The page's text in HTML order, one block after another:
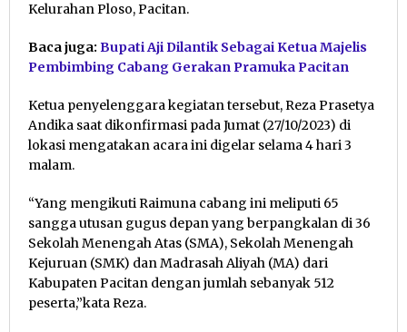
Kelurahan Ploso, Pacitan.
Baca juga: Bupati Aji Dilantik Sebagai Ketua Majelis
Pembimbing Cabang Gerakan Pramuka Pacitan
Ketua penyelenggara kegiatan tersebut, Reza Prasetya
Andika saat dikonfirmasi pada Jumat (27/10/2023) di
lokasi mengatakan acara ini digelar selama 4 hari 3
malam.
“Yang mengikuti Raimuna cabang ini meliputi 65
sangga utusan gugus depan yang berpangkalan di 36
Sekolah Menengah Atas (SMA), Sekolah Menengah
Kejuruan (SMK) dan Madrasah Aliyah (MA) dari
Kabupaten Pacitan dengan jumlah sebanyak 512
peserta,”kata Reza.